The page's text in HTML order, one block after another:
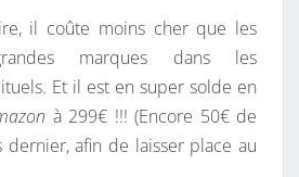
E
E
il coûte moins cher que les
marques dans les
Et il est en super solde en
à 299€ !!! (Encore 50€ de
afin de laisser place au